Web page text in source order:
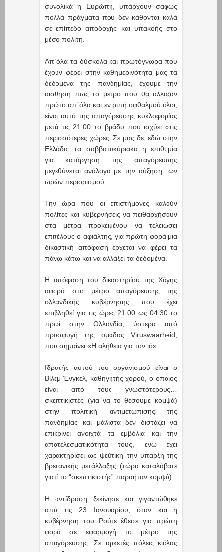
συνολικά η Ευρώπη, υπάρχουν σαφώς
πολλά πράγματα που δεν κάθονται καλά
σε επίπεδο αποδοχής και υπακοής στο
μέσο πολίτη.
Απ΄όλα τα δύσκολα και πρωτόγνωρα που
έχουν φέρει στην καθημερινότητα μας τα
δεδομένα της πανδημίας, έχουμε την
αίσθηση πως το μέτρο που θα άλλαζαν
πρώτο απ΄όλα και εν ριπή οφθαλμού όλοι,
είναι αυτό της απαγόρευσης κυκλοφορίας
μετά τις 21:00 το βράδυ που ισχύει στις
περισσότερες χώρες. Σε μας δε, εδώ στην
Ελλάδα, τα σαββατοκύριακα η επιθυμία
για κατάργηση της απαγόρευσης
μεγεθύνεται ανάλογα με την αύξηση των
ωρών περιορισμού.
Την ώρα που οι επιστήμονες καλούν
πολίτες και κυβερνήσεις να πειθαρχήσουν
στα μέτρα προκειμένου να τελειώσει
επιτέλους ο αφιάλτης, για πρώτη φορά μια
δικαστική απόφαση έρχεται να φέρει τα
πάνω κάτω και να αλλάξει τα δεδομένα.
Η απόφαση του δικαστηρίου της Χάγης
αφορά στο μέτρο απαγόρευσης της
ολλανδικής κυβέρνησης που έχει
επιβληθεί για τις ώρες 21:00 ως 04:30 το
πρωί στην Ολλανδία, ύστερα από
προσφυγή της ομάδας Viruswaarheid,
που σημαίνει «Η αλήθεια για τον ιό».
Ιδρυτής αυτού του οργανισμού είναι ο
Βίλεμ Ένγκελ, καθηγητής χορού, ο οποίος
είναι από τους γνωστότερους…
σκεπτικιστές (για να το θέσουμε κομψά)
στην πολιτική αντιμετώπισης της
πανδημίας και μάλιστα δεν διστάζει να
επικρίνει ανοιχτά τα εμβόλια και την
αποτελεσματικότητα τους, ενώ έχει
χαρακτηρίσει ως ψεύτικη την ύπαρξη της
βρετανικής μετάλλαξης (τώρα καταλάβατε
γιατί το “σκεπτικιστής” παραήταν κομψό).
Η αντίδραση ξεκίνησε και γιγαντώθηκε
από τις 23 Ιανουαρίου, όταν και η
κυβέρνηση του Ρούτε έθεσε για πρώτη
φορά σε εφαρμογή το μέτρο της
απαγόρευσης. Σε αρκετές πόλεις κιόλας